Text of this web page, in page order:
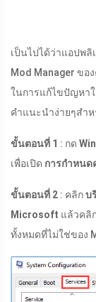
เป็นไปได้ว่าแอปพ
Mod Manager ขอ
ในการแก้ไขปัญหา
คำแนะนำง่ายๆสำ
ขั้นตอนที่ 1 : กด
เพื่อเปิด การกำหนด
ขั้นตอนที่ 2 : คลิกบ
Microsoft แล้วคลิ
ทั้งหมดที่ไม่ใช่ของ